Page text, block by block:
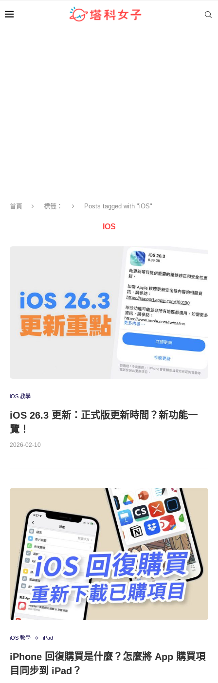
首頁 標籤： Posts tagged with "iOS"
IOS
iOS 教學
iOS 26.3 更新：正式版更新時間？新功能一
覽！
2026-02-10
iOS 教學 iPad
iPhone 回復購買是什麼？怎麼將 App 購買項
目同步到 iPad？